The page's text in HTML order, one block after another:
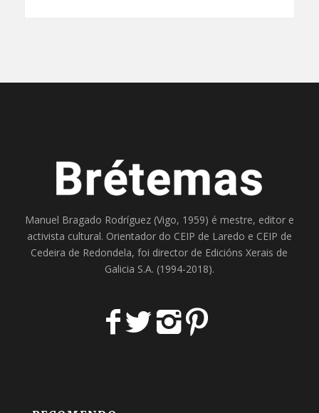
Manuel Bragado Rodríguez (Vigo, 1959) é mestre, editor e
activista cultural. Orientador do CEIP de Laredo e CEIP de
Cedeira de Redondela, foi director de Edicións Xerais de
Galicia S.A. (1994-2018).